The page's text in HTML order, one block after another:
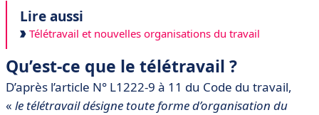
Lire aussi
Télétravail et nouvelles organisations du travail
Qu’est-ce que le télétravail ?
D’après l’article N° L1222-9 à 11 du Code du travail,
« le télétravail désigne toute forme d’organisation du